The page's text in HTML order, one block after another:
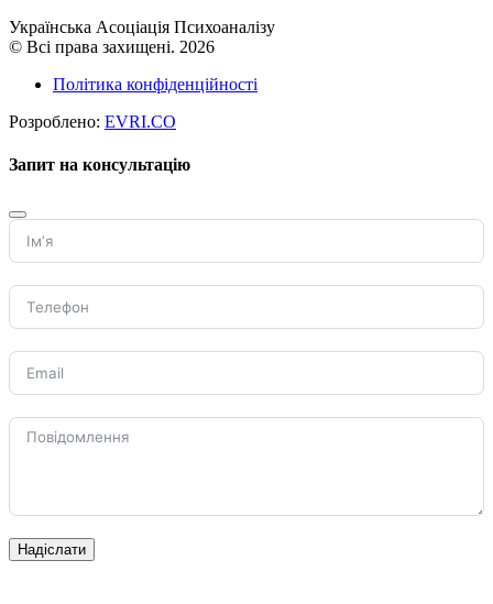
Українська Асоціація Психоаналізу
© Всі права захищені. 2026
Політика конфіденційності
Розроблено: EVRI.CO
Запит на консультацію
Надіслати